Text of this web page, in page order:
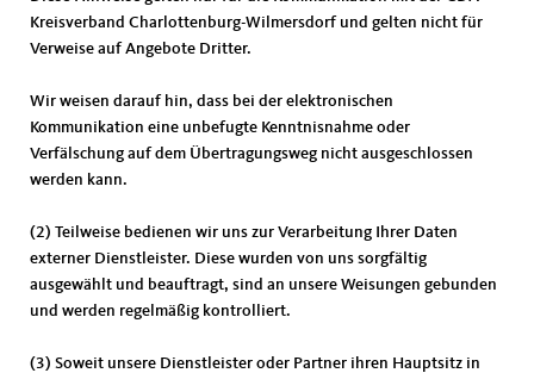
Kreisverband Charlottenburg-Wilmersdorf und gelten nicht für
Verweise auf Angebote Dritter.
Wir weisen darauf hin, dass bei der elektronischen
Kommunikation eine unbefugte Kenntnisnahme oder
Verfälschung auf dem Übertragungsweg nicht ausgeschlossen
werden kann.
(2) Teilweise bedienen wir uns zur Verarbeitung Ihrer Daten
externer Dienstleister. Diese wurden von uns sorgfältig
ausgewählt und beauftragt, sind an unsere Weisungen gebunden
und werden regelmäßig kontrolliert.
(3) Soweit unsere Dienstleister oder Partner ihren Hauptsitz in